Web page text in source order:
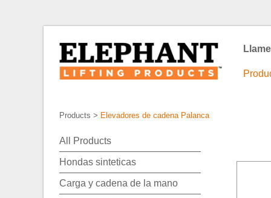
Products > Elevadores de cadena Palanca
All Products
Hondas sinteticas
Carga y cadena de la mano